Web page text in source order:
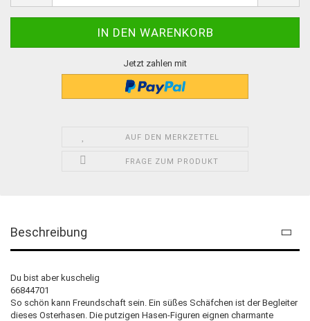
Jetzt zahlen mit
AUF DEN MERKZETTEL
FRAGE ZUM PRODUKT
Beschreibung
Du bist aber kuschelig
66844701
So schön kann Freundschaft sein. Ein süßes Schäfchen ist der Begleiter
dieses Osterhasen. Die putzigen Hasen-Figuren eignen charmante